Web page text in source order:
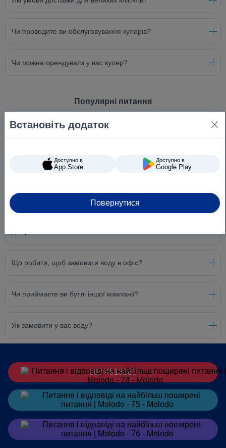
Чи проводите ви обслуговування кулерів?
Чи можна орендувати у вас кулер?
Популярні питання
Ви доставляєте воду тільки по Києву?
Чи можу я вибрати час доставки?
Що робити, щоб замовити воду в офіс?
Чи приймаєте ви бутлі іншої компанії?
Як замовити у вас воду?
067 4913385
Замовитив Telegram
Замовитив Viber
Встановіть додаток
Доступно в
App Store
Доступно в
Google Play
Повернутися